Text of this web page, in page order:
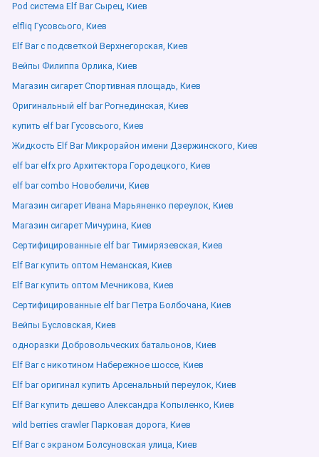
Pod система Elf Bar Сырец, Киев
elfliq Гусовсього, Киев
Elf Bar с подсветкой Верхнегорская, Киев
Вейпы Филиппа Орлика, Киев
Магазин сигарет Спортивная площадь, Киев
Оригинальный elf bar Рогнединская, Киев
купить elf bar Гусовсього, Киев
Жидкость Elf Bar Микрорайон имени Дзержинского, Киев
elf bar elfx pro Архитектора Городецкого, Киев
elf bar combo Новобеличи, Киев
Магазин сигарет Ивана Марьяненко переулок, Киев
Магазин сигарет Мичурина, Киев
Сертифицированные elf bar Тимирязевская, Киев
Elf Bar купить оптом Неманская, Киев
Elf Bar купить оптом Мечникова, Киев
Сертифицированные elf bar Петра Болбочана, Киев
Вейпы Бусловская, Киев
одноразки Добровольческих батальонов, Киев
Elf Bar с никотином Набережное шоссе, Киев
Elf bar оригинал купить Арсенальный переулок, Киев
Elf Bar купить дешево Александра Копыленко, Киев
wild berries crawler Парковая дорога, Киев
Elf Bar с экраном Болсуновская улица, Киев